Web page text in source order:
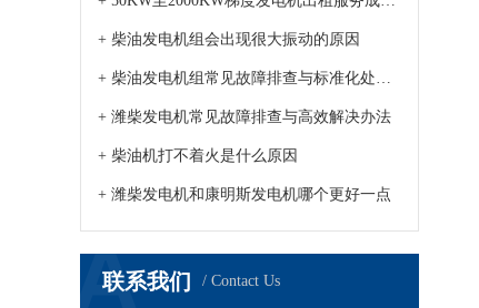
+ 柴油发电机组会出现很大振动的原因
+ 潍柴发电机常见故障排查与高效解决办法
+ 柴油机打不着火是什么原因
+ 潍柴发电机和康明斯发电机哪个更好一点
联系我们 / Contact Us